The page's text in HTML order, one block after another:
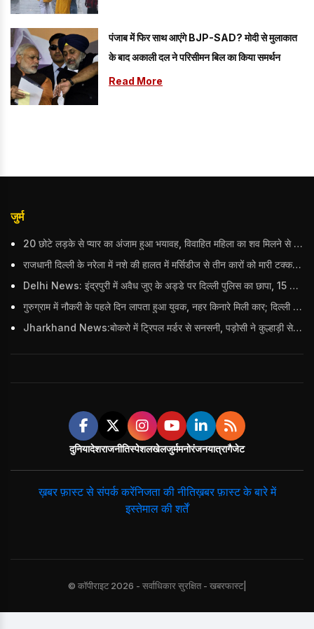
पंजाब में फिर साथ आएंगे BJP-SAD? मोदी से मुलाकात
के बाद अकाली दल ने परिसीमन बिल का किया समर्थन
Read More
जुर्म
20 छोटे लड़के से प्यार का अंजाम हुआ भयावह, विवाहित महिला का शव मिलने से मचा हड़कंप
राजधानी दिल्ली के नरेला में नशे की हालत में मर्सिडीज से तीन कारों को मारी टक्कर, बुजुर्ग महिला की मौत; हिरासत में आरोपी
Delhi News: इंद्रपुरी में अवैध जुए के अड्डे पर दिल्ली पुलिस का छापा, 15 जुआरियों को पकड़ा; ₹3.61 लाख नकद और अन्य सामान बरामद
गुरुग्राम में नौकरी के पहले दिन लापता हुआ युवक, नहर किनारे मिली कार; दिल्ली पुलिस ने दर्ज की FIR
Jharkhand News:बोकरो में ट्रिपल मर्डर से सनसनी, पड़ोसी ने कुल्हाड़ी से पति-पत्नी और बहु की हत्या की
दुनियादेशराजनीतिस्पेशलखेलजुर्ममनोरंजनयात्रागैजेट
ख़बर फ़ास्ट से संपर्क करेंनिजता की नीतिख़बर फ़ास्ट के बारे में
इस्तेमाल की शर्तें
© कॉपीराइट 2026 - सर्वाधिकार सुरक्षित - खबरफास्ट|